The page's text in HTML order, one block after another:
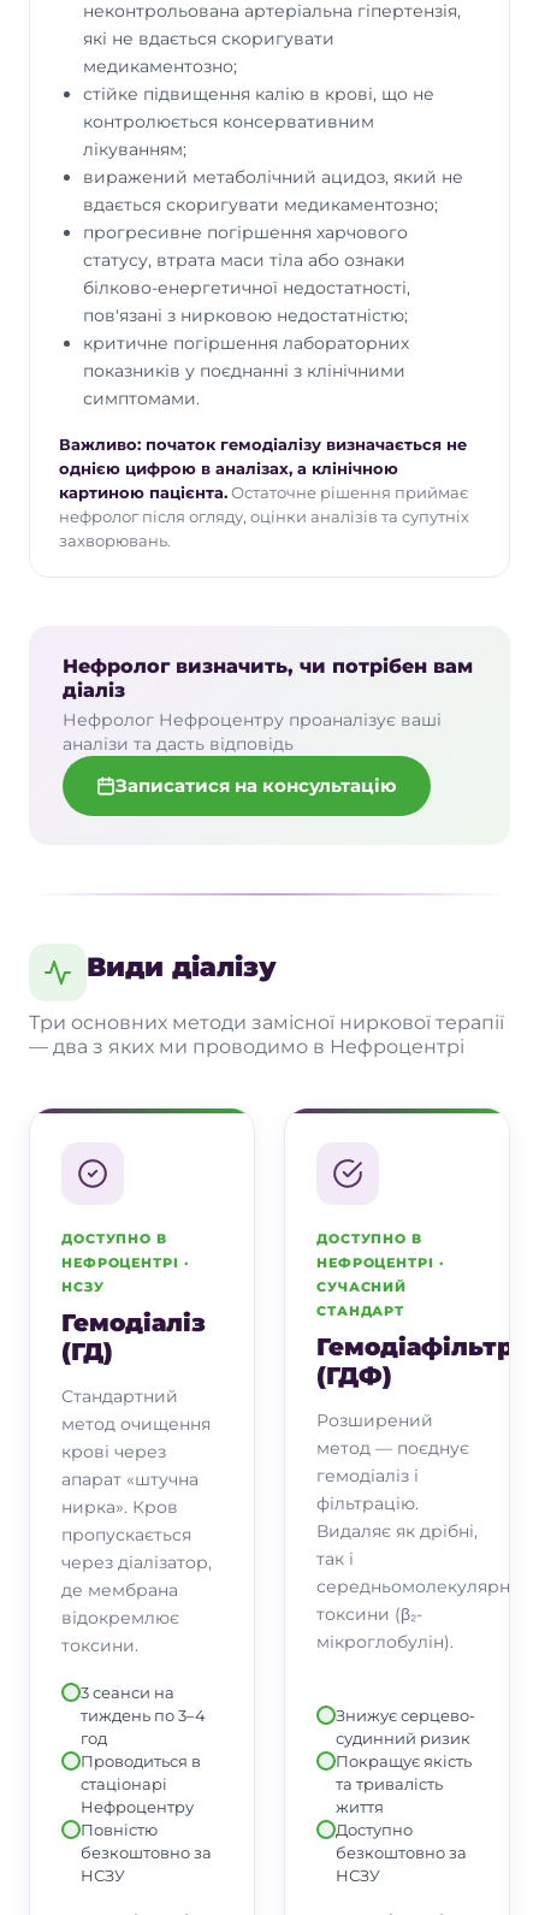
зменшення кількості сечі;
високий рівень калію;
метаболічний ацидоз;
ознаки уремічного ураження серця
або нервової системи.
Нефролог Нефроцентру допоможе
визначити, чи потрібен діаліз зараз, чи
достатньо спостереження,
медикаментозної терапії та підготовки до
майбутньої ниркової замісної терапії.
Гострий і хронічний діаліз: у чому
різниця
Гострий діаліз застосовують при
раптовому погіршенні функції нирок,
наприклад після тяжкої інфекції, операції,
отруєння, шоку або критичного
підвищення калію. У частини пацієнтів
відновитися.
життєво важливий баланс організму й
відновлення їхньої функції вже не
очікується. У такому разі діаліз стає
регулярною терапією.
пацієнтів продовжують працювати,
справами й підтримувати активність.
процедур, виконувати рекомендації
харчування, артеріальний тиск і
самопочуття.
не пропускати процедури;
контролювати вагу;
обмежувати рідину відповідно до
рекомендацій лікаря;
не змінювати дозування ліків
самостійно;
берегти судинний доступ;
повідомляти про температуру,
біль, почервоніння, кровотечу
або набряк у зоні доступу;
аналізи.
неконтрольована артеріальна гіпертензія,
які не вдається скоригувати
медикаментозно;
стійке підвищення калію в крові, що не
контролюється консервативним
лікуванням;
виражений метаболічний ацидоз, який не
вдається скоригувати медикаментозно;
прогресивне погіршення харчового
статусу, втрата маси тіла або ознаки
білково-енергетичної недостатності,
пов'язані з нирковою недостатністю;
критичне погіршення лабораторних
показників у поєднанні з клінічними
симптомами.
Важливо: початок гемодіалізу визначається не
однією цифрою в аналізах, а клінічною
картиною пацієнта.Остаточне рішення приймає
нефролог після огляду, оцінки аналізів та супутніх
захворювань.
Нефролог визначить, чи потрібен вам
діаліз
Нефролог Нефроцентру проаналізує ваші
аналізи та дасть відповідь
Записатися на консультацію
Види діалізу
Три основних методи замісної ниркової терапії
— два з яких ми проводимо в Нефроцентрі
ДОСТУПНО В
НЕФРОЦЕНТРІ ·
НСЗУ
Гемодіаліз
(ГД)
Стандартний
метод очищення
крові через
апарат «штучна
нирка». Кров
пропускається
через діалізатор,
де мембрана
відокремлює
токсини.
3 сеанси на
тиждень по 3–4
год
Проводиться в
стаціонарі
Нефроцентру
Повністю
безкоштовно за
НСЗУ
ДОСТУПНО В
НЕФРОЦЕНТРІ ·
СУЧАСНИЙ
СТАНДАРТ
(ГДФ)
Розширений
метод — поєднує
гемодіаліз і
фільтрацію.
Видаляє як дрібні,
так і
середньомолекулярні
токсини (β₂-
мікроглобулін).
Знижує серцево-
судинний ризик
Покращує якість
та тривалість
життя
Доступно
безкоштовно за
НСЗУ